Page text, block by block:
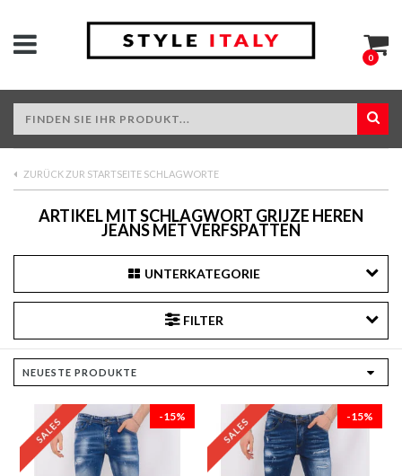
0
ZURÜCK ZUR STARTSEITE SCHLAGWORTE
ARTIKEL MIT SCHLAGWORT GRIJZE HEREN
JEANS MET VERFSPATTEN
UNTERKATEGORIE
FILTER
-15% -15%